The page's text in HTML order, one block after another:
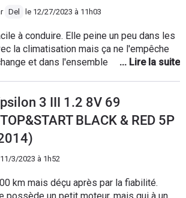
de même taille.
Del le 12/27/2023 à 11h03
à conduire. Elle peine un peu dans les
la climatisation mais ça ne l'empêche
et dans l'ensemble je l'adore et elle
pas dans notre 2e voiture (pourtant plus
est grand comme celui d'une clio.
3 III 1.2 8V 69
BLACK & RED 5P
11/3/2023 à 1h52
km mais déçu après par la fiabilité.